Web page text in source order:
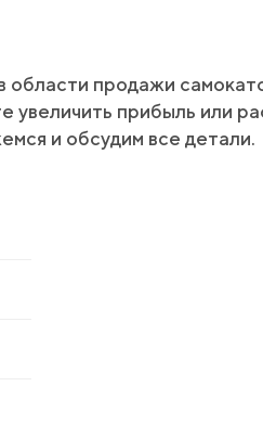
области продажи
увеличить прибыль или
и обсудим все детали.